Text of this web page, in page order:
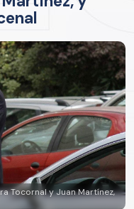
Tocornal y Juan Martínez,